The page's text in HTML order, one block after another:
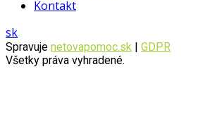
Kontakt
sk
Spravuje netovapomoc.sk | GDPR
Všetky práva vyhradené.